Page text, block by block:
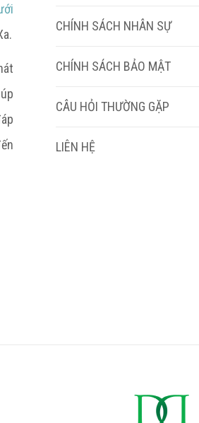
CHÍNH SÁCH NHÂN SỰ
CHÍNH SÁCH BẢO MẬT
CÂU HỎI THƯỜNG GẶP
LIÊN HỆ